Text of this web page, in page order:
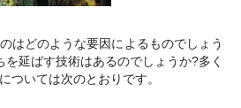
はどのような要因によるものでしょう
延ばす技術はあるのでしょうか?多く
ついては次のとおりです。